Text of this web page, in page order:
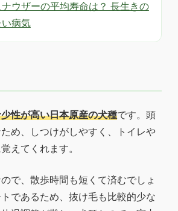
ナウザーの平均寿命は？ 長生きの
病気
性が高い日本原産の犬種です。頭
め、しつけがしやすく、トイレや
えてくれます。
で、散歩時間も短くて済むでしょ
であるため、抜け毛も比較的少な